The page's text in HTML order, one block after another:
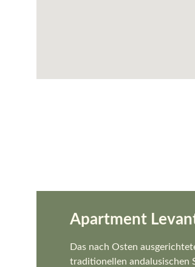
Apartment
Das nach Osten
traditionellen andalusischen